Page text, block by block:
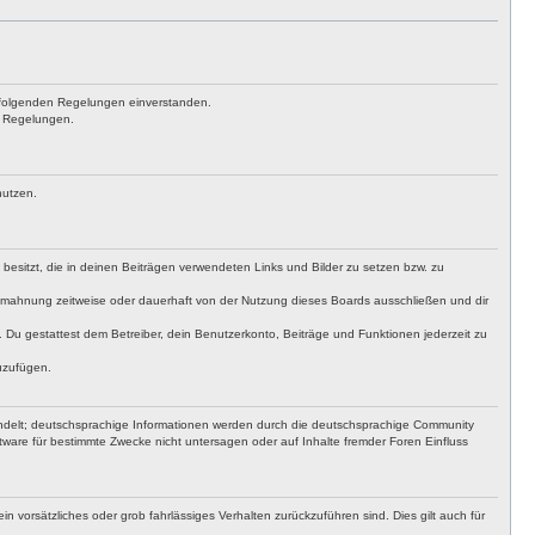
Regelungen einverstanden.
die in deinen Beiträgen verwendeten Links und Bilder zu setzen bzw. zu
zeitweise oder dauerhaft von der Nutzung dieses Boards ausschließen und dir
gestattest dem Betreiber, dein Benutzerkonto, Beiträge und Funktionen jederzeit zu
deutschsprachige Informationen werden durch die deutschsprachige Community
für bestimmte Zwecke nicht untersagen oder auf Inhalte fremder Foren Einfluss
vorsätzliches oder grob fahrlässiges Verhalten zurückzuführen sind. Dies gilt auch für